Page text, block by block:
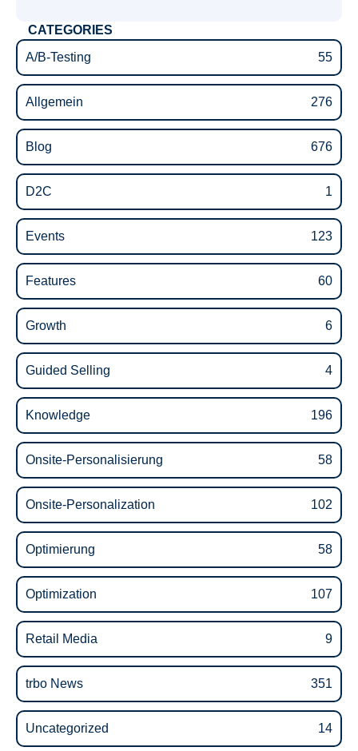
CATEGORIES
A/B-Testing
55
Allgemein 276
Blog 676
D2C 1
Events 123
Features 60
Growth 6
Guided Selling 4
Knowledge 196
Onsite-Personalisierung 58
Onsite-Personalization 102
Optimierung 58
Optimization 107
Retail Media 9
trbo News 351
Uncategorized 14